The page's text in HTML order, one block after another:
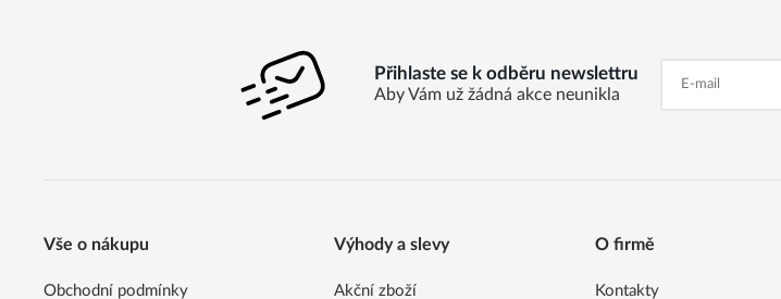
Přihlaste se k odběru newslettru
Aby Vám už žádná akce neunikla
Vše o nákupu
Obchodní podmínky
Výhody a slevy
Akční zboží
O firmě
Kontakty